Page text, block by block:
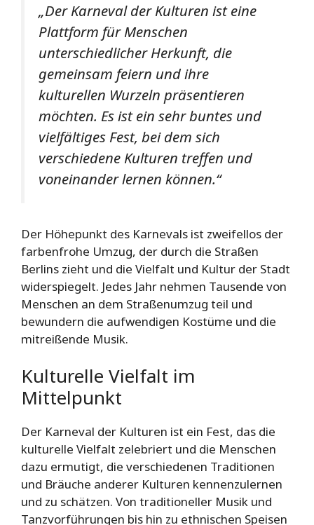
„Der Karneval der Kulturen ist eine
Plattform für Menschen
unterschiedlicher Herkunft, die
gemeinsam feiern und ihre
kulturellen Wurzeln präsentieren
möchten. Es ist ein sehr buntes und
vielfältiges Fest, bei dem sich
verschiedene Kulturen treffen und
voneinander lernen können.“
Der Höhepunkt des Karnevals ist zweifellos der
farbenfrohe Umzug, der durch die Straßen
Berlins zieht und die Vielfalt und Kultur der Stadt
widerspiegelt. Jedes Jahr nehmen Tausende von
Menschen an dem Straßenumzug teil und
bewundern die aufwendigen Kostüme und die
mitreißende Musik.
Kulturelle Vielfalt im
Mittelpunkt
Der Karneval der Kulturen ist ein Fest, das die
kulturelle Vielfalt zelebriert und die Menschen
dazu ermutigt, die verschiedenen Traditionen
und Bräuche anderer Kulturen kennenzulernen
und zu schätzen. Von traditioneller Musik und
Tanzvorführungen bis hin zu ethnischen Speisen